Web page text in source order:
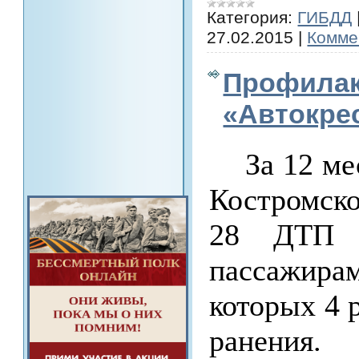
Категория: ГИБДД
27.02.2015 |
За 12
28 ДТП с
пассажира
которых 4
ранения.